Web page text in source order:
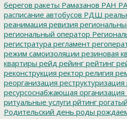
берегов ракеты Рамазанов РАН
расписание автобусов РДШ
реанимация ревизия
региональный оператор
регистратура регламент
режим самоизоляции резиновая
квартиры рейд рейинг рейтинг
реконструкция ректор религия
реорганизация реструктуризация
ресурсоснабжающая организация
ритуальные услуги рйтинг
Родительский день роды